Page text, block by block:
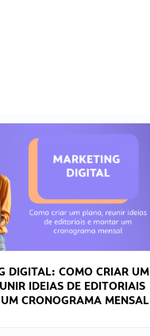
DIGITAL: COMO CRIAR UM
IDEIAS DE EDITORIAIS
CRONOGRAMA MENSAL